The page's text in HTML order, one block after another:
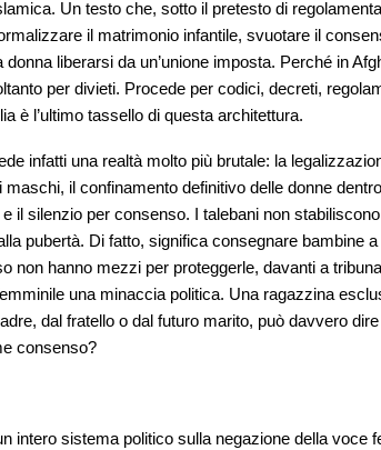
Un testo che, sotto il pretesto di
il matrimonio infantile, svuotare il
liberarsi da un’unione imposta. Perché in
per divieti. Procede per codici, decreti,
è l’ultimo tassello di questa architettura.
infatti una realtà molto più brutale: la
il confinamento definitivo delle donne
il silenzio per consenso. I talebani non stabiliscono
pubertà. Di fatto, significa consegnare bambine
non hanno mezzi per proteggerle, davanti a
una minaccia politica. Una ragazzina
dal fratello o dal futuro marito, può davvero
consenso?
intero sistema politico sulla negazione della voce